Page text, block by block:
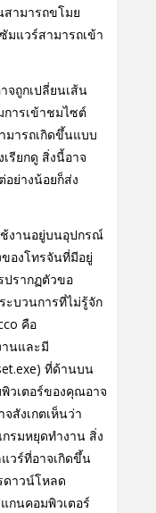
ามารถขโมย
แวร์สามารถเข้า
จถูกเปลี่ยนเส้น
การเข้าชมไซต์
มารถเกิดขึ้นแบบ
รียกดู สิ่งนี้อาจ
ย่างน้อยก็ส่ง
งานอยู่บนอุปกรณ์
องโทรจันที่มีอยู่
รากฏตัวขอ
ะบวนการที่ไม่รู้จัก
คือ
านและมี
ที่ด้านบน
วเตอร์ของคุณอาจ
สังเกตเห็นว่า
รมหยุดทํางาน สิ่ง
วร์ที่อาจเกิดขึ้น
าวน์โหลด
กนคอมพิวเตอร์